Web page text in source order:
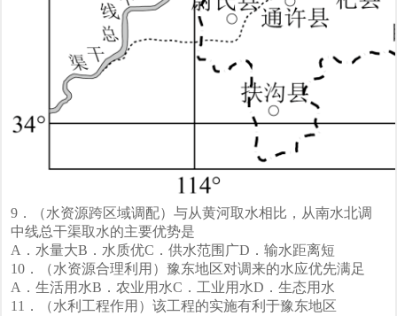
9．（水资源跨区域调配）与从黄河取水相比，从南水北调
中线总干渠取水的主要优势是
A．水量大B．水质优C．供水范围广D．输水距离短
10．（水资源合理利用）豫东地区对调来的水应优先满足
A．生活用水B．农业用水C．工业用水D．生态用水
11．（水利工程作用）该工程的实施有利于豫东地区